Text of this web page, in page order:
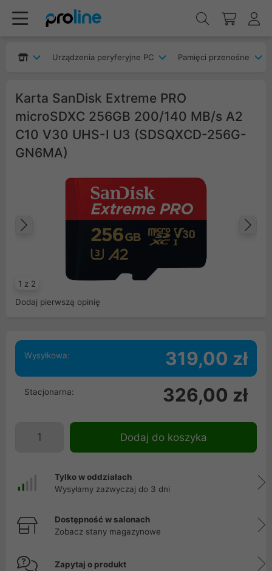
Urządzenia peryferyjne PC Pamięci przenośne
Karta SanDisk Extreme PRO
microSDXC 256GB 200/140 MB/s A2
C10 V30 UHS-I U3 (SDSQXCD-256G-
GN6MA)
1 z 2
Poprzedni
Dodaj pierwszą opinię
Wysyłkowa: 319,00 zł
Stacjonarna: 326,00 zł
Dodaj do koszyka
Tylko w oddziałach
Wysyłamy zazwyczaj do 3 dni
Dostępność w salonach
Zobacz stany magazynowe
Zapytaj o produkt